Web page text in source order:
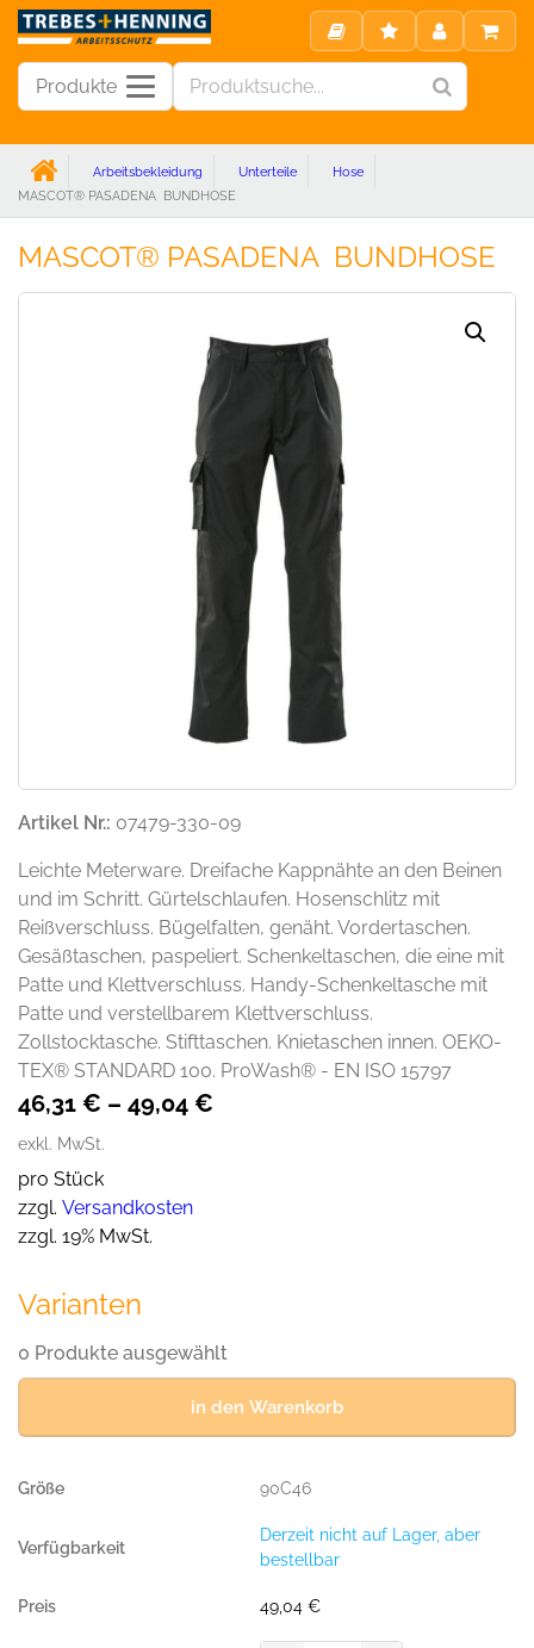
Produkte
Arbeitsbekleidung Unterteile
Hose
MASCOT® PASADENA BUNDHOSE
MASCOT® PASADENA BUNDHOSE
Artikel Nr.: 07479-330-09
Leichte Meterware. Dreifache Kappnähte an den Beinen
und im Schritt. Gürtelschlaufen. Hosenschlitz mit
Reißverschluss. Bügelfalten, genäht. Vordertaschen.
Gesäßtaschen, paspeliert. Schenkeltaschen, die eine mit
Patte und Klettverschluss. Handy-Schenkeltasche mit
Patte und verstellbarem Klettverschluss.
Zollstocktasche. Stifttaschen. Knietaschen innen. OEKO-
TEX® STANDARD 100. ProWash® - EN ISO 15797
46,31 € – 49,04 €
exkl. MwSt.
pro Stück
zzgl. Versandkosten
zzgl. 19% MwSt.
Varianten
0 Produkte ausgewählt
in den Warenkorb
90C46
Derzeit nicht auf Lager, aber
bestellbar
49,04 €